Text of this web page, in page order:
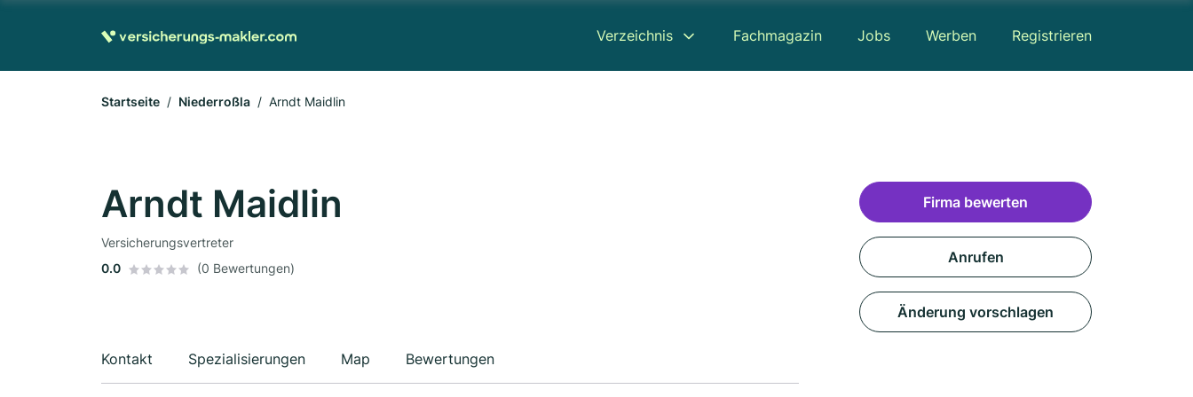
Verzeichnis Fachmagazin Jobs Werben Registrieren
Startseite Niederroßla Arndt Maidlin
Arndt Maidlin
Versicherungsvertreter
0.0
(0 Bewertungen)
Kontakt Spezialisierungen Map Bewertungen
Firma bewerten
Anrufen
Änderung vorschlagen